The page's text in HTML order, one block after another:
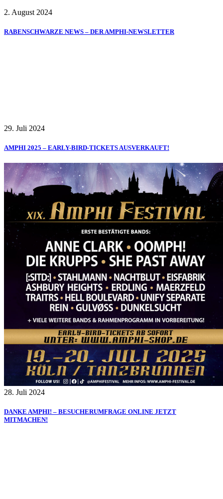
2. August 2024
RABENSCHWARZE NEWS – DER AMPHI-NEWSLETTER
29. Juli 2024
AMPHI 2025 – EARLY-BIRD-TICKETS AUSVERKAUFT!
28. Juli 2024
DANKE AMPHI! – BESUCHERUMFRAGE ONLINE JETZT
MITMACHEN!